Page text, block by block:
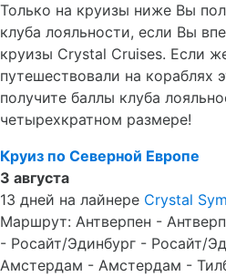
Только на круизы ниже Вы
клуба лояльности, если Вы
круизы Crystal Cruises. Если
путешествовали на кораблях
получите баллы клуба
четырехкратном размере!
Круиз по Северной Европе
3 августа
13 дней на лайнере Crystal
Маршрут: Антверпен -
- Росайт/Эдинбург - Росайт/
Амстердам - Амстердам -